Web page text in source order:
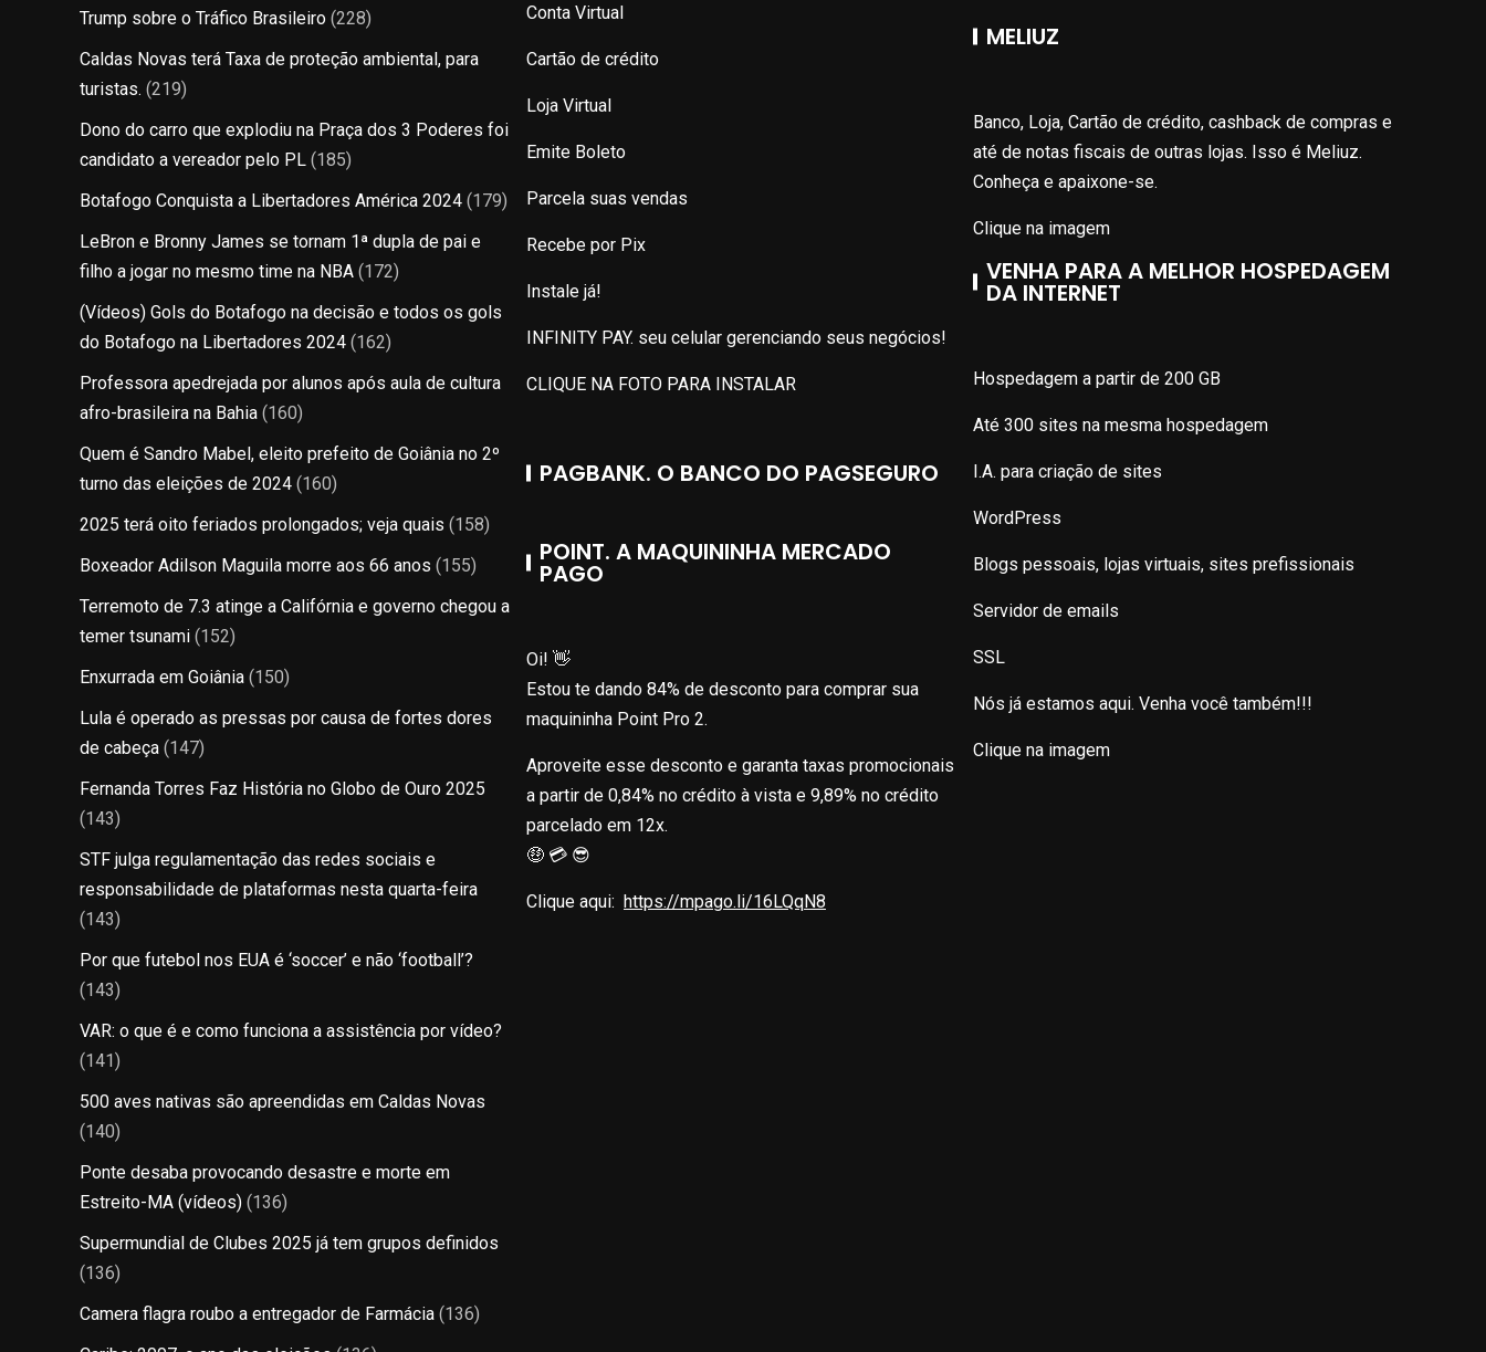
Trump sobre o Tráfico Brasileiro (228)
Caldas Novas terá Taxa de proteção ambiental, para
turistas. (219)
Dono do carro que explodiu na Praça dos 3 Poderes foi
candidato a vereador pelo PL (185)
Botafogo Conquista a Libertadores América 2024 (179)
LeBron e Bronny James se tornam 1ª dupla de pai e
filho a jogar no mesmo time na NBA (172)
(Vídeos) Gols do Botafogo na decisão e todos os gols
do Botafogo na Libertadores 2024 (162)
Professora apedrejada por alunos após aula de cultura
afro-brasileira na Bahia (160)
Quem é Sandro Mabel, eleito prefeito de Goiânia no 2º
turno das eleições de 2024 (160)
2025 terá oito feriados prolongados; veja quais (158)
Boxeador Adilson Maguila morre aos 66 anos (155)
Terremoto de 7.3 atinge a Califórnia e governo chegou a
temer tsunami (152)
Enxurrada em Goiânia (150)
Lula é operado as pressas por causa de fortes dores
de cabeça (147)
Fernanda Torres Faz História no Globo de Ouro 2025
(143)
STF julga regulamentação das redes sociais e
responsabilidade de plataformas nesta quarta-feira
(143)
Por que futebol nos EUA é ‘soccer’ e não ‘football’?
(143)
VAR: o que é e como funciona a assistência por vídeo?
(141)
500 aves nativas são apreendidas em Caldas Novas
(140)
Ponte desaba provocando desastre e morte em
Estreito-MA (vídeos) (136)
Supermundial de Clubes 2025 já tem grupos definidos
(136)
Camera flagra roubo a entregador de Farmácia (136)
Conta Virtual
Cartão de crédito
Loja Virtual
Emite Boleto
Parcela suas vendas
Recebe por Pix
Instale já!
INFINITY PAY. seu celular gerenciando seus negócios!
CLIQUE NA FOTO PARA INSTALAR
PAGBANK. O BANCO DO PAGSEGURO
POINT. A MAQUININHA MERCADO
PAGO
Oi! 👋
Estou te dando 84% de desconto para comprar sua
maquininha Point Pro 2.
Aproveite esse desconto e garanta taxas promocionais
a partir de 0,84% no crédito à vista e 9,89% no crédito
parcelado em 12x.
🤑 💳 😎
Clique aqui: https://mpago.li/16LQqN8
MELIUZ
Banco, Loja, Cartão de crédito, cashback de compras e
até de notas fiscais de outras lojas. Isso é Meliuz.
Conheça e apaixone-se.
Clique na imagem
VENHA PARA A MELHOR HOSPEDAGEM
DA INTERNET
Hospedagem a partir de 200 GB
Até 300 sites na mesma hospedagem
I.A. para criação de sites
WordPress
Blogs pessoais, lojas virtuais, sites prefissionais
Servidor de emails
SSL
Nós já estamos aqui. Venha você também!!!
Clique na imagem